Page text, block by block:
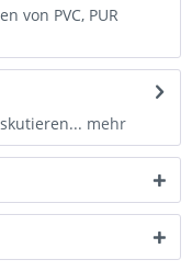
von PVC, PUR
mehr